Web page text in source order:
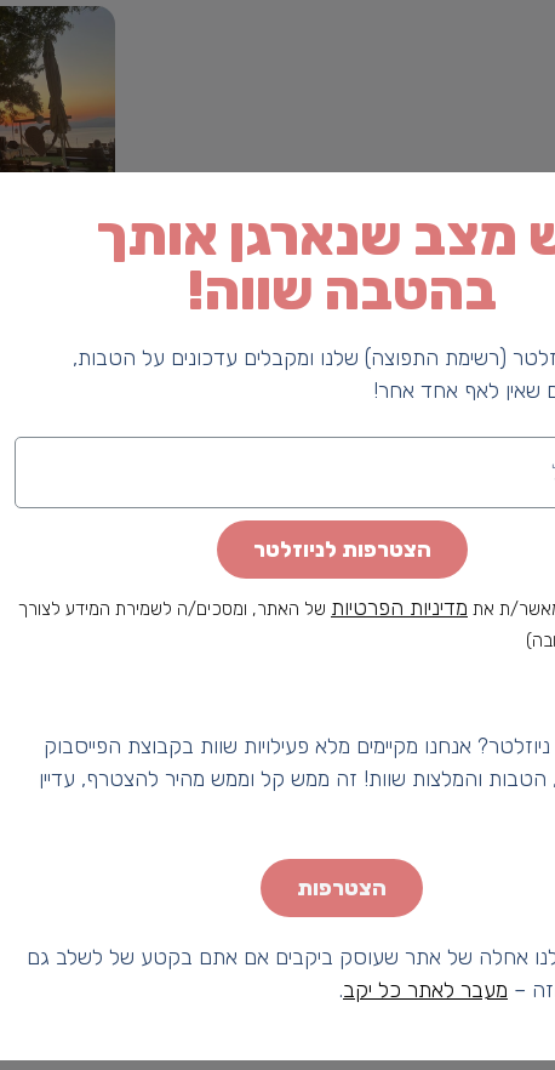
הרי הגליל והגולן.
גבינות, עוגות, עוגיות, יינות בוטיק מהגולן,
שעות
מצב שנארגן אותך
בהטבה שווה!
(רשימת התפוצה) שלנו ומקבלים עדכונים על הטבות,
שאין לאף אחד אחר!
הצטרפות לניוזלטר
מאשר/ת את מדיניות הפרטיות של האתר, ומסכים/ה לשמירת המידע לצורך
אנחנו מקיימים מלא פעילויות שוות בקבוצת הפייסבוק
הטבות והמלצות שוות! זה ממש קל וממש מהיר להצטרף, עדיין
הצטרפות
אחלה של אתר שעוסק ביקבים אם אתם בקטע של לשלב גם
– מעבר לאתר כל יקב.